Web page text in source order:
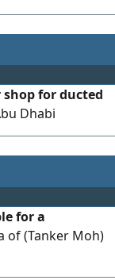
for ducted
Dhabi
for a
of (Tanker Moh)